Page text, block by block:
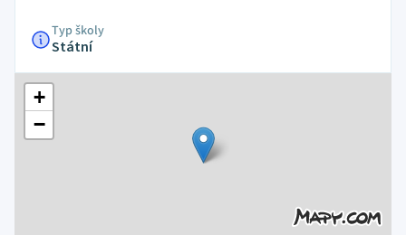
Typ školy
Státní
+
−